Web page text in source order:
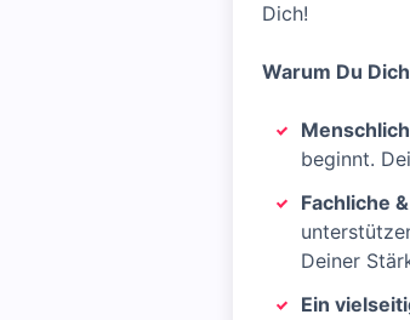
Dich!
Warum Du
beginnt.
Fachliche
Deiner
Ein